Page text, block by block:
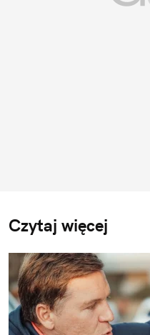
Czytaj więcej